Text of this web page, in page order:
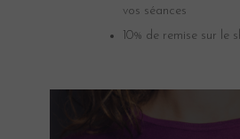
vos séances
10% de remise sur le